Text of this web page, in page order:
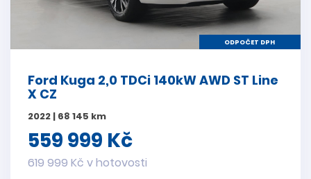
ODPOČET DPH
Ford Kuga 2,0 TDCi 140kW AWD ST Line
X CZ
2022 | 68 145 km
559 999 Kč
619 999 Kč v hotovosti